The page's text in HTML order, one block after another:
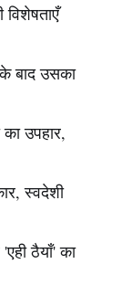
के बाद उसका
उपहार,
स्वदेशी
ठैयाँ' का